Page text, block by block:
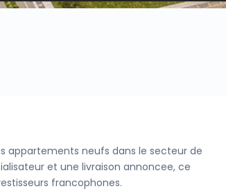
appartements neufs dans le secteur de
et une livraison annoncee, ce
francophones.